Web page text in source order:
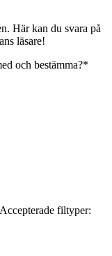
Här kan du svara på
läsare!
och bestämma?*
Accepterade filtyper: